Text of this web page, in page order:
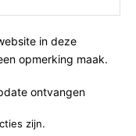
in deze
opmerking maak.
ontvangen
zijn.